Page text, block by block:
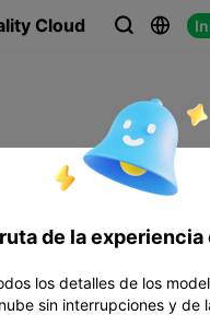
Cloud  
de la
los detalles de los
sin interrupciones y de